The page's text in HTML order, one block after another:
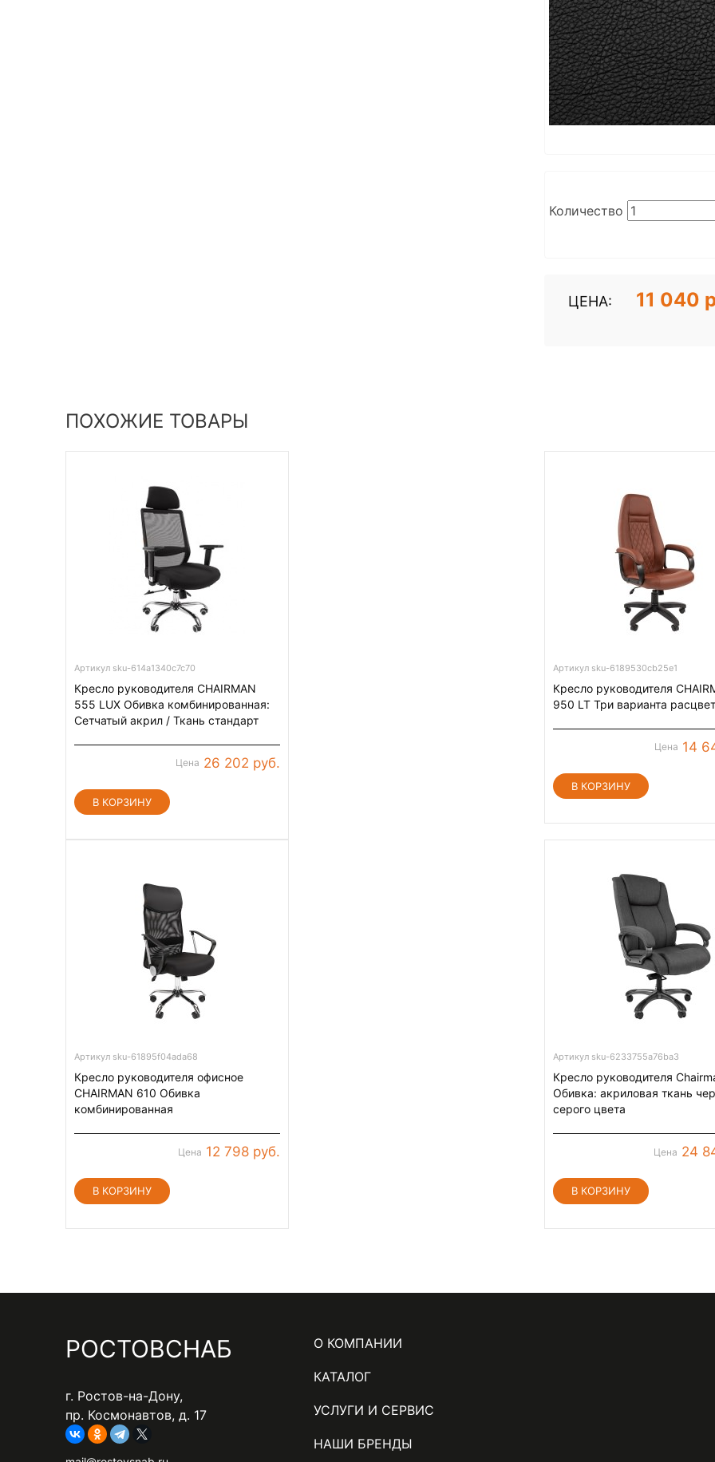
Количество
ЦЕНА: 11 040
ПОХОЖИЕ ТОВАРЫ
Артикул sku-614a1340c7c70
Кресло руководителя CHAIRMAN
555 LUX Обивка комбинированная:
Сетчатый акрил / Ткань стандарт
Цена 26 202 руб.
Артикул sku-6189530cb25e1
Кресло руководителя
950 LT Три варианта
Цена 14
Артикул sku-61895f04ada68
Кресло руководителя офисное
CHAIRMAN 610 Обивка
комбинированная
Цена 12 798 руб.
Артикул sku-6233755a76ba3
Кресло руководителя
Обивка: акриловая ткань
серого цвета
Цена 24
РОСТОВСНАБ
г. Ростов-на-Дону,
пр. Космонавтов, д. 17
Н
и
ж
О КОМПАНИИ
КАТАЛОГ
УСЛУГИ И СЕРВИС
НАШИ БРЕНДЫ